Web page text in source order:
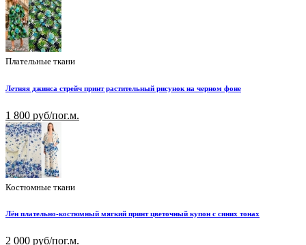
Плательные ткани
Летняя джинса стрейч принт растительный рисунок на черном фоне
1 800 руб/пог.м.
Костюмные ткани
Лён плательно-костюмный мягкий принт цветочный купон с синих тонах
2 000 руб/пог.м.